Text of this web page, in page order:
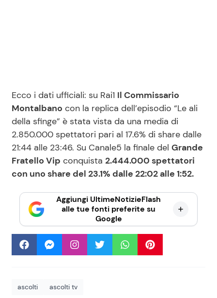
Ecco i dati ufficiali: su Rai1 Il Commissario
Montalbano con la replica dell’episodio “Le ali
della sfinge” è stata vista da una media di
2.850.000 spettatori pari al 17.6% di share dalle
21:44 alle 23:46. Su Canale5 la finale del Grande
Fratello Vip conquista 2.444.000 spettatori
con uno share del 23.1% dalle 22:02 alle 1:52.
Aggiungi UltimeNotizieFlash
alle tue fonti preferite su
Google
ascolti ascolti tv